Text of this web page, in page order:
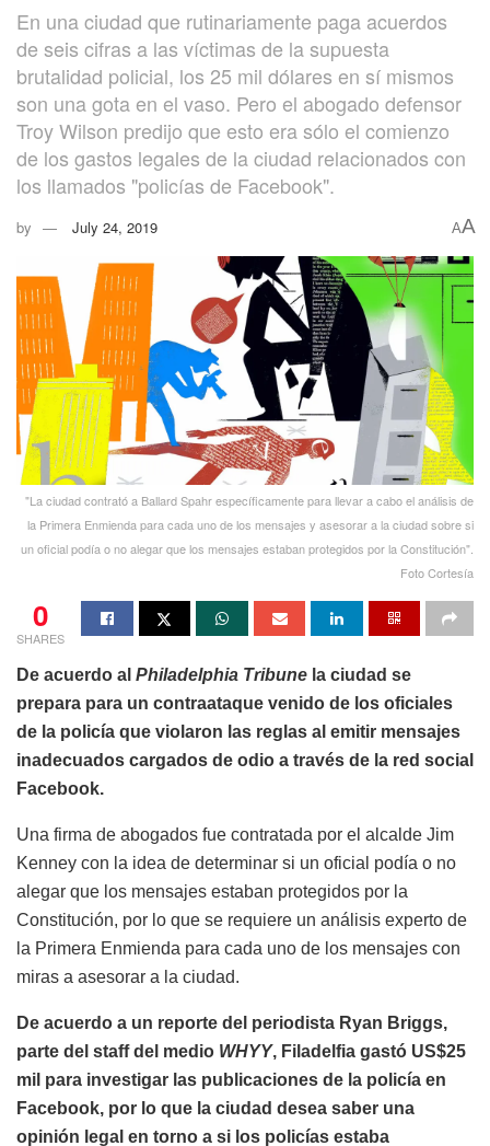
En una ciudad que rutinariamente paga acuerdos
de seis cifras a las víctimas de la supuesta
brutalidad policial, los 25 mil dólares en sí mismos
son una gota en el vaso. Pero el abogado defensor
Troy Wilson predijo que esto era sólo el comienzo
de los gastos legales de la ciudad relacionados con
los llamados "policías de Facebook".
by July 24, 2019 AA
"La ciudad contrató a Ballard Spahr específicamente para llevar a cabo el análisis de
la Primera Enmienda para cada uno de los mensajes y asesorar a la ciudad sobre si
un oficial podía o no alegar que los mensajes estaban protegidos por la Constitución".
Foto Cortesía
0
SHARES
De acuerdo al Philadelphia Tribune la ciudad se
prepara para un contraataque venido de los oficiales
de la policía que violaron las reglas al emitir mensajes
inadecuados cargados de odio a través de la red social
Facebook.
Una firma de abogados fue contratada por el alcalde Jim
Kenney con la idea de determinar si un oficial podía o no
alegar que los mensajes estaban protegidos por la
Constitución, por lo que se requiere un análisis experto de
la Primera Enmienda para cada uno de los mensajes con
miras a asesorar a la ciudad.
De acuerdo a un reporte del periodista Ryan Briggs,
parte del staff del medio WHYY, Filadelfia gastó US$25
mil para investigar las publicaciones de la policía en
Facebook, por lo que la ciudad desea saber una
opinión legal en torno a si los policías estaba